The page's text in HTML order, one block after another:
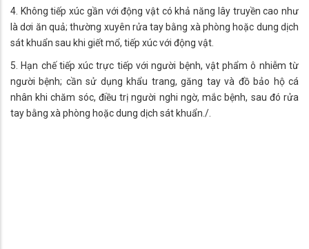
4. Không tiếp xúc gần với động vật có khả năng lây truyền cao như
là dơi ăn quả; thường xuyên rửa tay bằng xà phòng hoặc dung dịch
sát khuẩn sau khi giết mổ, tiếp xúc với động vật.
5. Hạn chế tiếp xúc trực tiếp với người bệnh, vật phẩm ô nhiễm từ
người bệnh; cần sử dụng khẩu trang, găng tay và đồ bảo hộ cá
nhân khi chăm sóc, điều trị người nghi ngờ, mắc bệnh, sau đó rửa
tay bằng xà phòng hoặc dung dịch sát khuẩn./.